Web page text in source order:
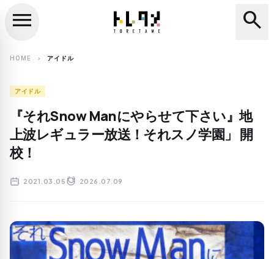
search
menu search
HOME chevron_right アイドル
アイドル
『それSnow Manにやらせて下さい』地
上波レギュラー放送！それスノ学園」 開
校！
2021.03.05 2026.07.09